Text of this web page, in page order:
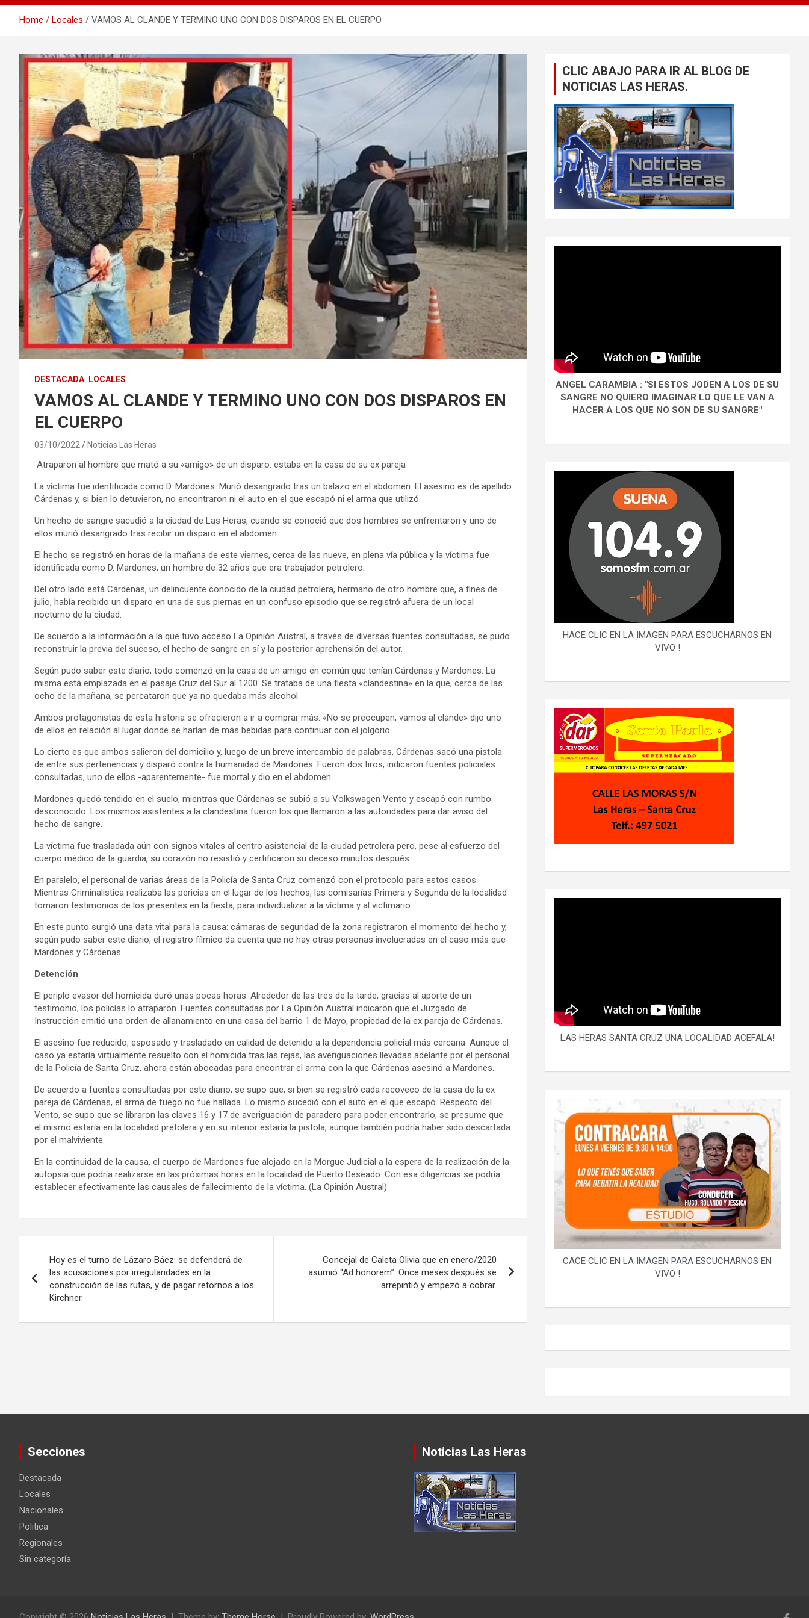
Home Locales VAMOS AL CLANDE Y TERMINO UNO CON DOS DISPAROS EN EL CUERPO
DESTACADA LOCALES
VAMOS AL CLANDE Y TERMINO UNO CON DOS DISPAROS EN
EL CUERPO
03/10/2022 Noticias Las Heras
Atraparon al hombre que mató a su «amigo» de un disparo: estaba en la casa de su ex pareja
La víctima fue identificada como D. Mardones. Murió desangrado tras un balazo en el abdomen. El asesino es de apellido
Cárdenas y, si bien lo detuvieron, no encontraron ni el auto en el que escapó ni el arma que utilizó.
Un hecho de sangre sacudió a la ciudad de Las Heras, cuando se conoció que dos hombres se enfrentaron y uno de
ellos murió desangrado tras recibir un disparo en el abdomen.
El hecho se registró en horas de la mañana de este viernes, cerca de las nueve, en plena vía pública y la víctima fue
identificada como D. Mardones, un hombre de 32 años que era trabajador petrolero.
Del otro lado está Cárdenas, un delincuente conocido de la ciudad petrolera, hermano de otro hombre que, a fines de
julio, había recibido un disparo en una de sus piernas en un confuso episodio que se registró afuera de un local
nocturno de la ciudad.
De acuerdo a la información a la que tuvo acceso La Opinión Austral, a través de diversas fuentes consultadas, se pudo
reconstruir la previa del suceso, el hecho de sangre en sí y la posterior aprehensión del autor.
Según pudo saber este diario, todo comenzó en la casa de un amigo en común que tenían Cárdenas y Mardones. La
misma está emplazada en el pasaje Cruz del Sur al 1200. Se trataba de una fiesta «clandestina» en la que, cerca de las
ocho de la mañana, se percataron que ya no quedaba más alcohol.
Ambos protagonistas de esta historia se ofrecieron a ir a comprar más. «No se preocupen, vamos al clande» dijo uno
de ellos en relación al lugar donde se harían de más bebidas para continuar con el jolgorio.
Lo cierto es que ambos salieron del domicilio y, luego de un breve intercambio de palabras, Cárdenas sacó una pistola
de entre sus pertenencias y disparó contra la humanidad de Mardones. Fueron dos tiros, indicaron fuentes policiales
consultadas, uno de ellos -aparentemente- fue mortal y dio en el abdomen.
Mardones quedó tendido en el suelo, mientras que Cárdenas se subió a su Volkswagen Vento y escapó con rumbo
desconocido. Los mismos asistentes a la clandestina fueron los que llamaron a las autoridades para dar aviso del
hecho de sangre.
La víctima fue trasladada aún con signos vitales al centro asistencial de la ciudad petrolera pero, pese al esfuerzo del
cuerpo médico de la guardia, su corazón no resistió y certificaron su deceso minutos después.
En paralelo, el personal de varias áreas de la Policía de Santa Cruz comenzó con el protocolo para estos casos.
Mientras Criminalistica realizaba las pericias en el lugar de los hechos, las comisarías Primera y Segunda de la localidad
tomaron testimonios de los presentes en la fiesta, para individualizar a la víctima y al victimario.
En este punto surgió una data vital para la causa: cámaras de seguridad de la zona registraron el momento del hecho y,
según pudo saber este diario, el registro fílmico da cuenta que no hay otras personas involucradas en el caso más que
Mardones y Cárdenas.
Detención
El periplo evasor del homicida duró unas pocas horas. Alrededor de las tres de la tarde, gracias al aporte de un
testimonio, los policías lo atraparon. Fuentes consultadas por La Opinión Austral indicaron que el Juzgado de
Instrucción emitió una orden de allanamiento en una casa del barrio 1 de Mayo, propiedad de la ex pareja de Cárdenas.
El asesino fue reducido, esposado y trasladado en calidad de detenido a la dependencia policial más cercana. Aunque el
caso ya estaría virtualmente resuelto con el homicida tras las rejas, las averiguaciones llevadas adelante por el personal
de la Policía de Santa Cruz, ahora están abocadas para encontrar el arma con la que Cárdenas asesinó a Mardones.
De acuerdo a fuentes consultadas por este diario, se supo que, si bien se registró cada recoveco de la casa de la ex
pareja de Cárdenas, el arma de fuego no fue hallada. Lo mismo sucedió con el auto en el que escapó. Respecto del
Vento, se supo que se libraron las claves 16 y 17 de averiguación de paradero para poder encontrarlo, se presume que
el mismo estaría en la localidad pretolera y en su interior estaría la pistola, aunque también podría haber sido descartada
por el malviviente.
En la continuidad de la causa, el cuerpo de Mardones fue alojado en la Morgue Judicial a la espera de la realización de la
autopsia que podría realizarse en las próximas horas en la localidad de Puerto Deseado. Con esa diligencias se podría
establecer efectivamente las causales de fallecimiento de la víctima. (La Opinión Austral)
de
entradas
Hoy es el turno de Lázaro Báez: se defenderá de
las acusaciones por irregularidades en la
construcción de las rutas, y de pagar retornos a los
Kirchner.
Concejal de Caleta Olivia que en enero/2020
asumió “Ad honorem”. Once meses después se
arrepintió y empezó a cobrar.
CLIC ABAJO PARA IR AL BLOG DE
NOTICIAS LAS HERAS.
ANGEL CARAMBIA : "SI ESTOS JODEN A LOS DE SU
SANGRE NO QUIERO IMAGINAR LO QUE LE VAN A
HACER A LOS QUE NO SON DE SU SANGRE"
HACE CLIC EN LA IMAGEN PARA ESCUCHARNOS EN
VIVO !
LAS HERAS SANTA CRUZ UNA LOCALIDAD ACEFALA!
CACE CLIC EN LA IMAGEN PARA ESCUCHARNOS EN
VIVO !
Secciones
Destacada
Locales
Nacionales
Politica
Regionales
Sin categoría
Noticias Las Heras